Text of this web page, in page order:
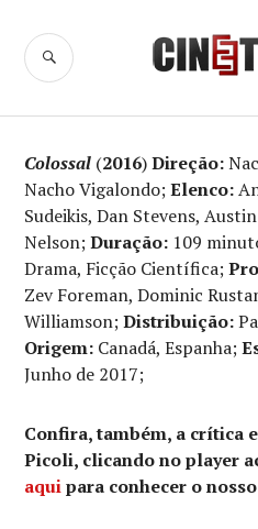
para
conteúdo
BUSCA
Colossal (2016)Direção:
Nacho Vigalondo;Elenco:
Sudeikis, Dan Stevens,
Nelson;Duração: 109
Drama, Ficção Científica;
Zev Foreman, Dominic
Williamson;Distribuição:
Origem: Canadá, Espanha;
Junho de 2017;
Confira, também, a crítica
Picoli, clicando no player
aquipara conhecer o